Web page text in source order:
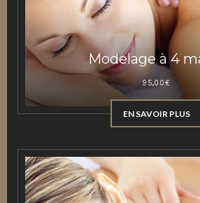
Modelage à 4
95,00€
EN SAVOIR PLUS